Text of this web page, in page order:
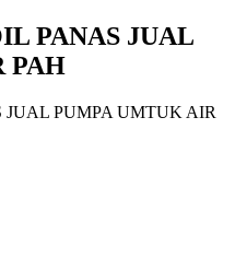
PANAS JUAL
PAH
JUAL PUMPA UMTUK AIR